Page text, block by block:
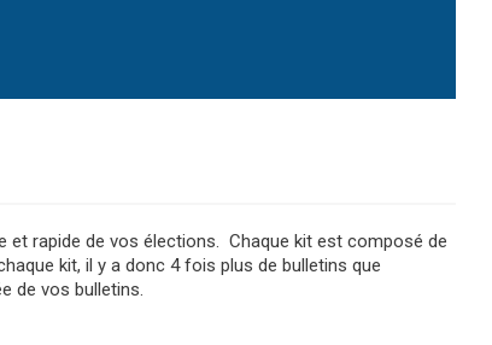
rapide de vos élections. Chaque kit est composé de
kit, il y a donc 4 fois plus de bulletins que
de vos bulletins.